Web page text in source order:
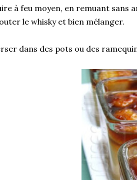
à feu moyen, en remuant sans
le whisky et bien mélanger.
dans des pots ou des